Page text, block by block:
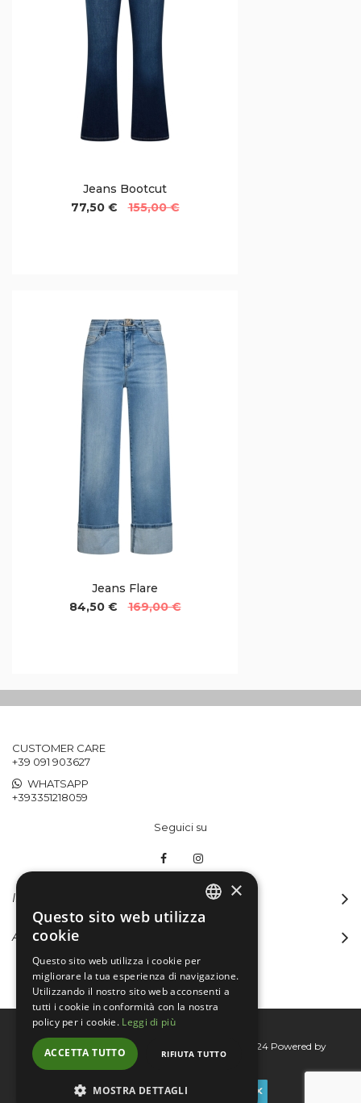
Jeans Bootcut
77,50 €
155,00 €
Jeans Flare
84,50 €
169,00 €
CUSTOMER CARE
+39 091 903627
WHATSAPP
+393351218059
Seguici su
INFORMAZIONI
ACCOUNT
Bertini group srl © 2015-2026 - P.I. 06076830824 Powered by
Connecta
×
Questo sito web utilizza
cookie
Questo sito web utilizza i cookie per
migliorare la tua esperienza di navigazione.
Utilizzando il nostro sito web acconsenti a
tutti i cookie in conformità con la nostra
policy per i cookie. Leggi di più
ACCETTA TUTTO RIFIUTA TUTTO
MOSTRA DETTAGLI